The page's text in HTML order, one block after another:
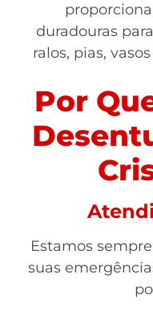
duradouras
ralos, pias,
Por
Estamos
suas